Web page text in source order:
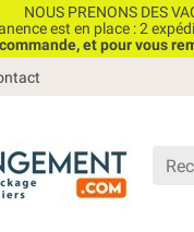
NOUS PRENONS DES
est en place : 2
et pour vous